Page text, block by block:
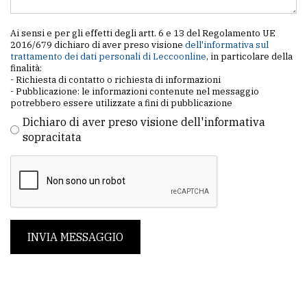
Ai sensi e per gli effetti degli artt. 6 e 13 del Regolamento UE
2016/679 dichiaro di aver preso visione dell'informativa sul
trattamento dei dati personali di Leccoonline, in particolare della
finalità:
- Richiesta di contatto o richiesta di informazioni
- Pubblicazione: le informazioni contenute nel messaggio
potrebbero essere utilizzate a fini di pubblicazione
Dichiaro di aver preso visione dell'informativa
sopracitata
INVIA MESSAGGIO